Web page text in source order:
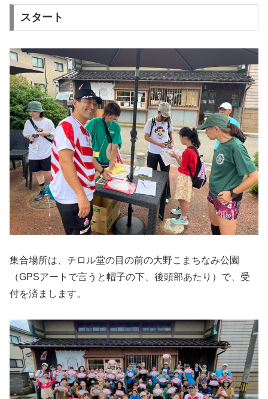
スタート
集合場所は、チロル堂の目の前の大野こまちなみ公園
（GPSアートで言うと帽子の下、後頭部あたり）で、受
付を済まします。